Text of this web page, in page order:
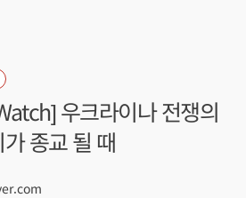
우크라이나 전쟁의
종교 될 때